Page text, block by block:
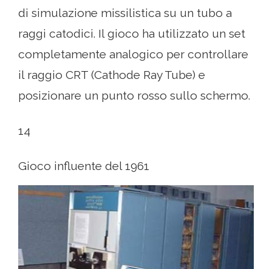
di simulazione missilistica su un tubo a
raggi catodici. Il gioco ha utilizzato un set
completamente analogico per controllare
il raggio CRT (Cathode Ray Tube) e
posizionare un punto rosso sullo schermo.
14
Gioco influente del 1961